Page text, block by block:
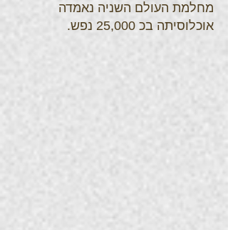
מחלמת העולם השניה נאמדה
אוכלוסיתה בכ 25,000 נפש.